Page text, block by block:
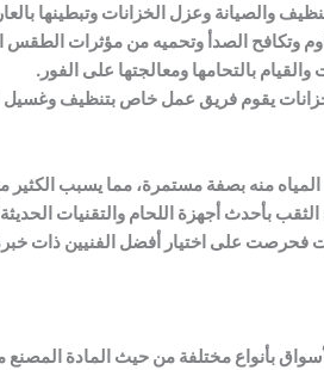
والصيانة وعزل الخزانات وتبطينها
وتكافح الصدأ وتحميه من مؤثرات الطقس
بالتحامها ومعالجتها على الفور.
للخزانات يقوم فريق عمل خاص بتنظيف
منه بصفة مستمرة، مما يسبب
بأحدث أجهزة اللحام والتقنيات
فحرصت على اختيار أفضل الفنيين ذات
بأنواع مختلفة من حيث المادة